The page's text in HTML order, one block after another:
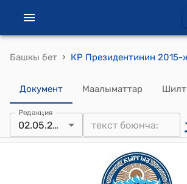
Башкы бет ›
Документ Маалыматтар
Редакция
02.05.2015